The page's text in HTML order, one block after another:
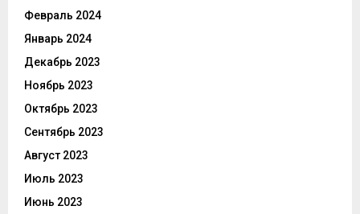
Февраль 2024
Январь 2024
Декабрь 2023
Ноябрь 2023
Октябрь 2023
Сентябрь 2023
Август 2023
Июль 2023
Июнь 2023